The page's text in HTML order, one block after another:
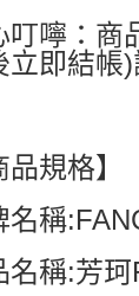
叮嚀：商
立即結帳
品規格】
名稱
名稱:芳